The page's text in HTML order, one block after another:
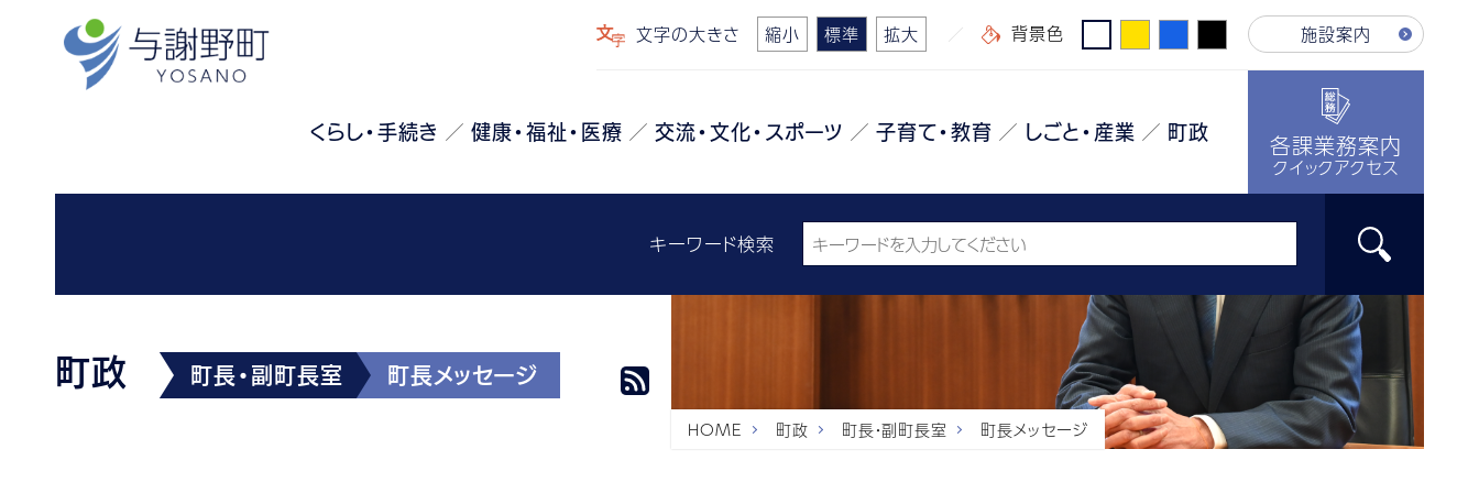
文字の大きさ 縮小 標準 拡大 背景色 施設案内
くらし・手続き 健康・福祉・医療 交流・文化・スポーツ 子育て・教育 しごと・産業 町政 各課業務案内
クイックアクセス
キーワード検索
町政 町長・副町長室 町長メッセージ
HOME 町政 町長・副町長室 町長メッセージ